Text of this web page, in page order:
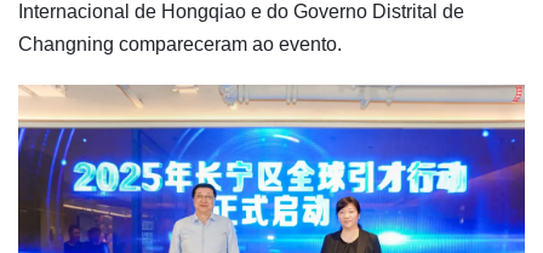
Internacional de Hongqiao e do Governo Distrital de
Changning compareceram ao evento.